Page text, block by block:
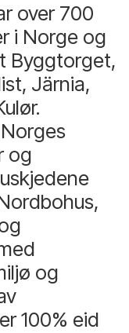
over 700
i Norge og
Byggtorget,
Järnia,
og
og
100% eid